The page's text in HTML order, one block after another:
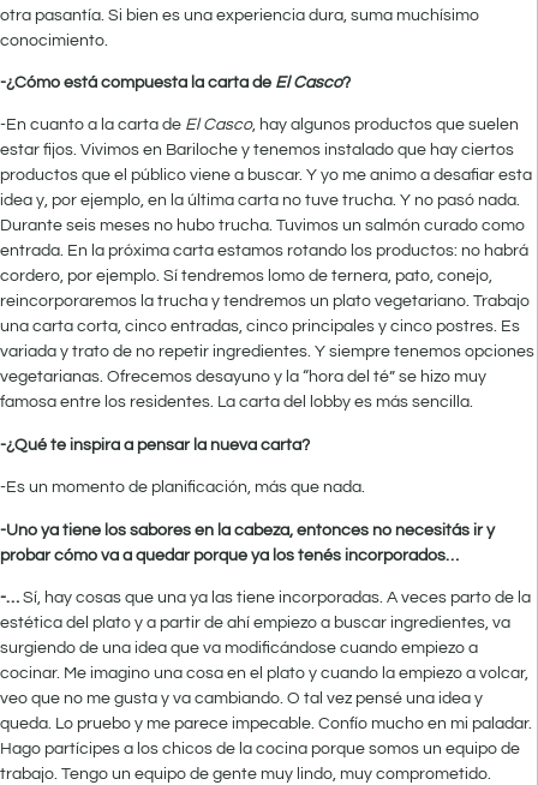
otra pasantía. Si bien es una experiencia dura, suma muchísimo
conocimiento.
-¿Cómo está compuesta la carta de El Casco?
-En cuanto a la carta de El Casco, hay algunos productos que suelen
estar fijos. Vivimos en Bariloche y tenemos instalado que hay ciertos
productos que el público viene a buscar. Y yo me animo a desafiar esta
idea y, por ejemplo, en la última carta no tuve trucha. Y no pasó nada.
Durante seis meses no hubo trucha. Tuvimos un salmón curado como
entrada. En la próxima carta estamos rotando los productos: no habrá
cordero, por ejemplo. Sí tendremos lomo de ternera, pato, conejo,
reincorporaremos la trucha y tendremos un plato vegetariano. Trabajo
una carta corta, cinco entradas, cinco principales y cinco postres. Es
variada y trato de no repetir ingredientes. Y siempre tenemos opciones
vegetarianas. Ofrecemos desayuno y la “hora del té” se hizo muy
famosa entre los residentes. La carta del lobby es más sencilla.
-¿Qué te inspira a pensar la nueva carta?
-Es un momento de planificación, más que nada.
-Uno ya tiene los sabores en la cabeza, entonces no necesitás ir y
probar cómo va a quedar porque ya los tenés incorporados…
-… Sí, hay cosas que una ya las tiene incorporadas. A veces parto de la
estética del plato y a partir de ahí empiezo a buscar ingredientes, va
surgiendo de una idea que va modificándose cuando empiezo a
cocinar. Me imagino una cosa en el plato y cuando la empiezo a volcar,
veo que no me gusta y va cambiando. O tal vez pensé una idea y
queda. Lo pruebo y me parece impecable. Confío mucho en mi paladar.
Hago partícipes a los chicos de la cocina porque somos un equipo de
trabajo. Tengo un equipo de gente muy lindo, muy comprometido.